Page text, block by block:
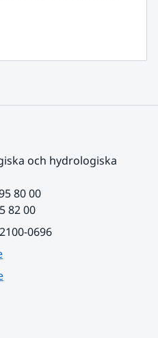
och hydrologiska
80 00
82 00
0696